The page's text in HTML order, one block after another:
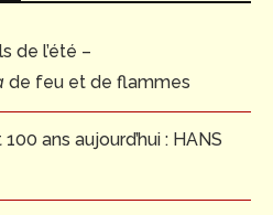
de l’été –
de feu et de flammes
100 ans aujourd’hui : HANS